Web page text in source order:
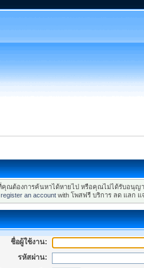
คุณต้องการค้นหาได้หายไป หรือคุณไม่ได้รับอนุญ
register an account with โพสฟรี บริการ ลด แลก แ
ชื่อผู้ใช้งาน:
รหัสผ่าน: